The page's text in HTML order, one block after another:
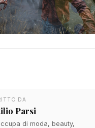
DA
Parsi
di moda, beauty,